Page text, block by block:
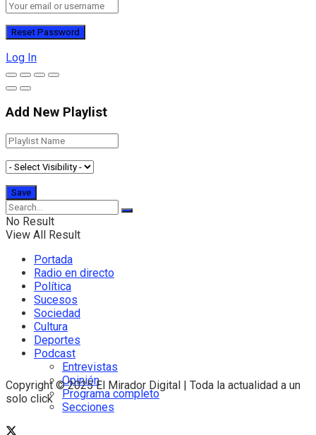
Copyright © 2025 El Mirador Digital | Toda la actualidad a un
solo click
Log In
Add New Playlist
No Result
View All Result
Portada
Radio en directo
Política
Sucesos
Sociedad
Cultura
Deportes
Podcast
Entrevistas
Opinión
Programa completo
Secciones